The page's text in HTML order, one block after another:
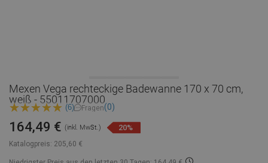
Mexen Vega rechteckige Badewanne 170 x 70 cm,
weiß - 55011707000
(6) Fragen(0)
Katalogpreis: 205,60 €
164,49 € (inkl. MwSt.) 20%